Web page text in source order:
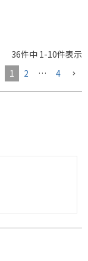
36件中 1-10件表示
1
2 … 4